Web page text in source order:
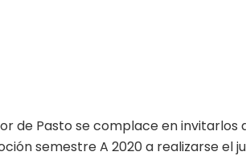
de Pasto se complace en
semestre A 2020 a realizarse el